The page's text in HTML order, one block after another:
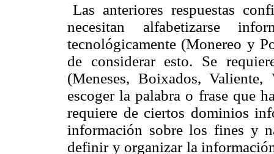
Las anteriores respuestas
necesitan alfabetizarse
tecnológicamente (Monereo y
de considerar esto. Se
(Meneses, Boixados,
escoger la palabra o frase que
requiere de ciertos dominios
información sobre los fines y
definir y organizar la